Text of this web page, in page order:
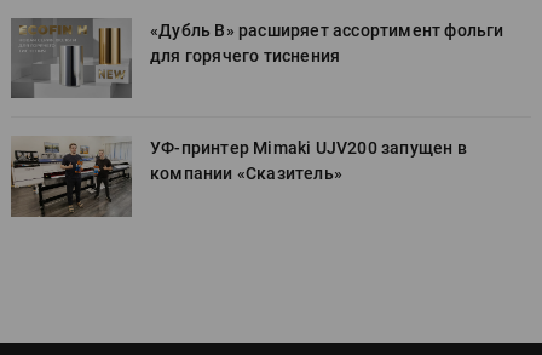
«Дубль В» расширяет ассортимент фольги
для горячего тиснения
УФ-принтер Mimaki UJV200 запущен в
компании «Сказитель»